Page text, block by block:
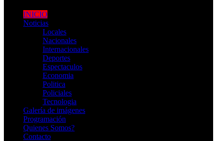
INICIO
Noticias
Locales
Nacionales
Internacionales
Deportes
Espectaculos
Economia
Politica
Policiales
Tecnologia
Galería de imágenes
Programación
Quienes Somos?
Contacto